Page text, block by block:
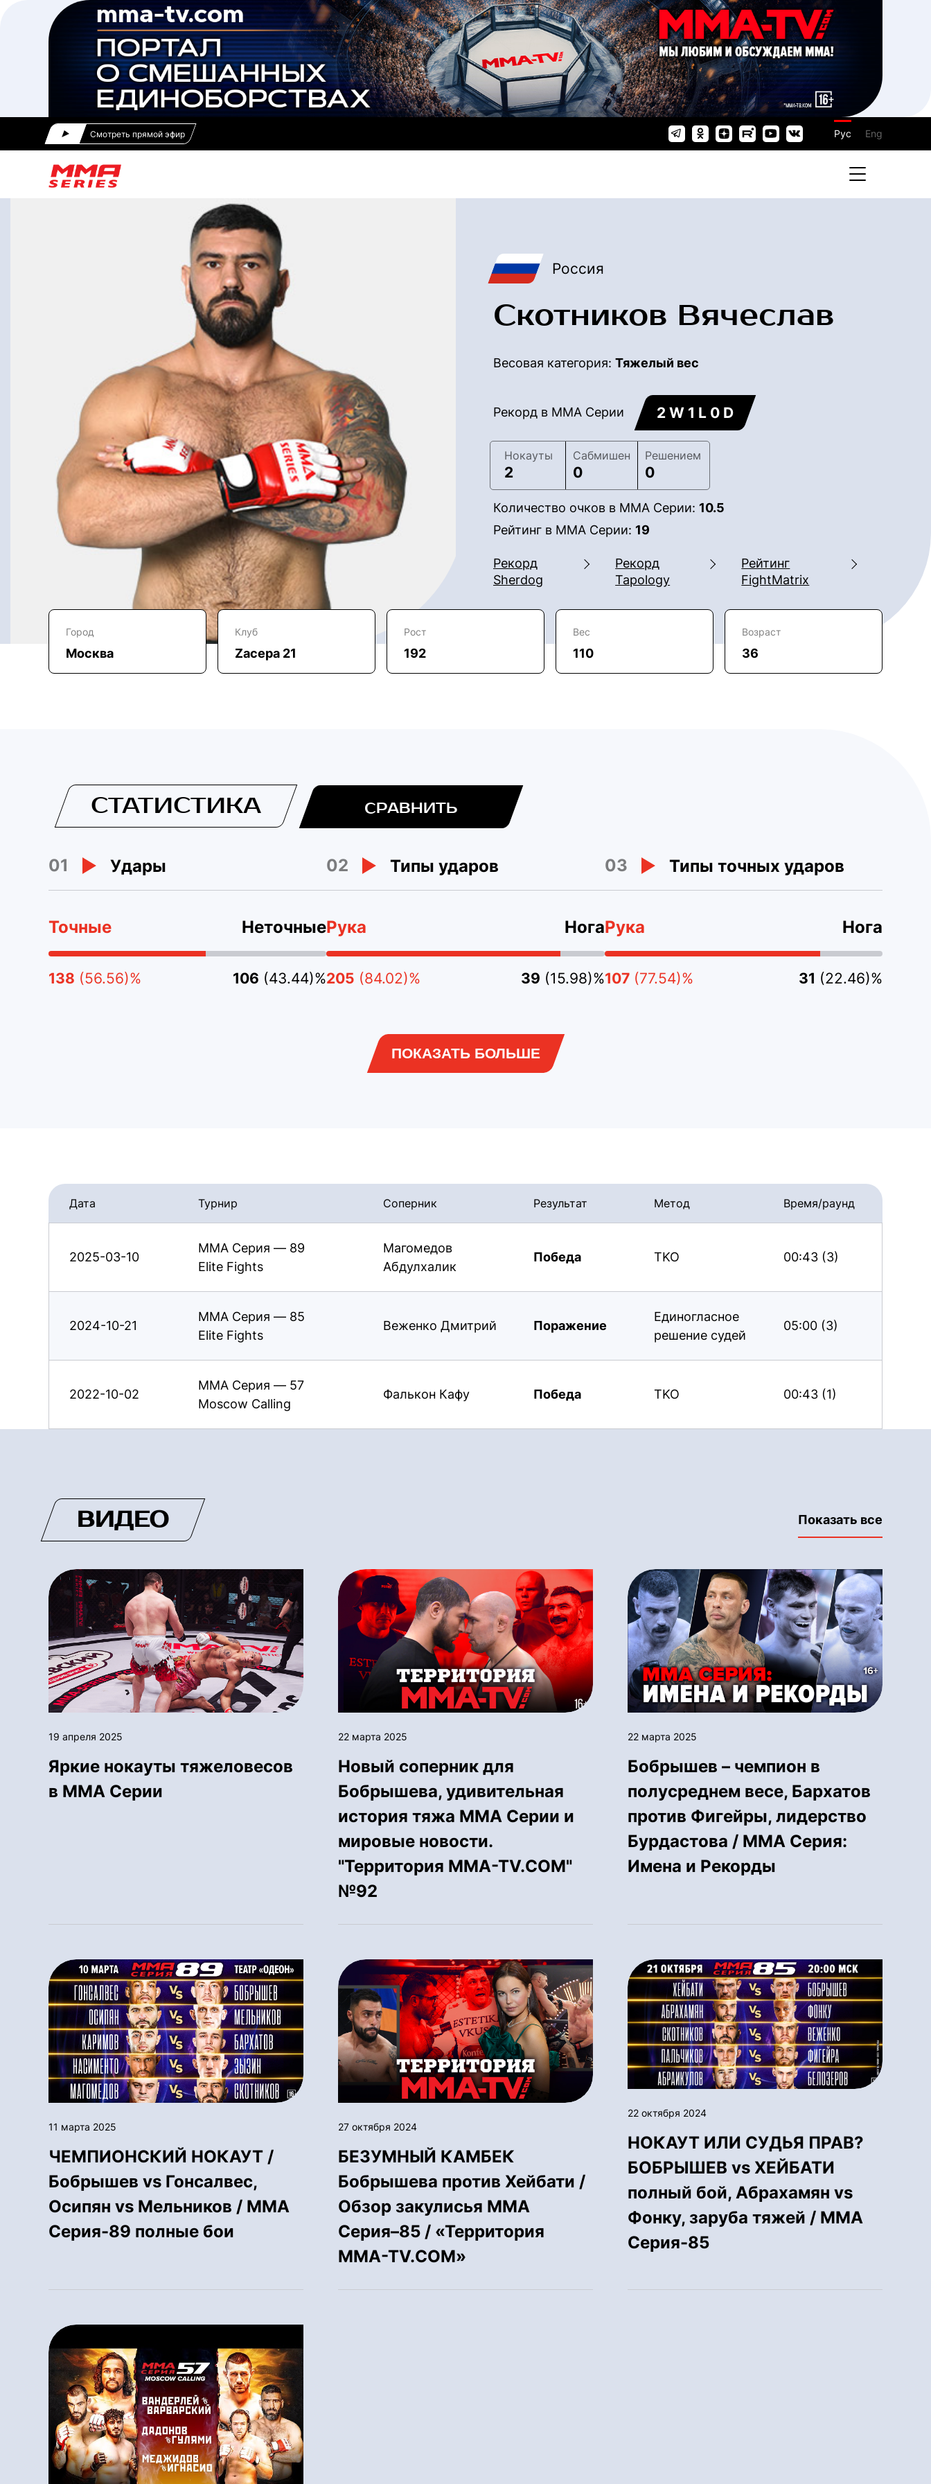
Смотреть прямой эфир Рус Eng
Россия
Скотников Вячеслав
Весовая категория: Тяжелый вес
Рекорд в ММА Серии 2 W 1 L 0 D
Нокауты
2
Сабмишен
0
Решением
0
Количество очков в ММА Серии: 10.5
Рейтинг в ММА Серии: 19
Рекорд
Sherdog
Рекорд
Tapology
Рейтинг
FightMatrix
Город
Москва
Клуб
Zacepa 21
Рост
192
Вес
110
Возраст
36
СТАТИСТИКА СРАВНИТЬ
01 Удары
Точные Неточные
138 (56.56)% 106 (43.44)%
02 Типы ударов
Рука Нога
205 (84.02)% 39 (15.98)%
03 Типы точных ударов
Рука Нога
107 (77.54)% 31 (22.46)%
ПОКАЗАТЬ БОЛЬШЕ
Дата Турнир Соперник Результат Метод Время/раунд
2025-03-10
ММА Серия — 89
Elite Fights
Магомедов
Абдулхалик
Победа TKO 00:43 (3)
2024-10-21
ММА Серия — 85
Elite Fights
Веженко Дмитрий Поражение
Единогласное
решение судей
05:00 (3)
2022-10-02
ММА Серия — 57
Moscow Calling
Фалькон Кафу Победа TKO 00:43 (1)
ВИДЕО Показать все
19 апреля 2025
Яркие нокауты тяжеловесов
в ММА Серии
22 марта 2025
Новый соперник для
Бобрышева, удивительная
история тяжа ММА Серии и
мировые новости.
"Территория MMA-TV.COM"
№92
22 марта 2025
Бобрышев – чемпион в
полусреднем весе, Бархатов
против Фигейры, лидерство
Бурдастова / ММА Серия:
Имена и Рекорды
11 марта 2025
ЧЕМПИОНСКИЙ НОКАУТ /
Бобрышев vs Гонсалвес,
Осипян vs Мельников / MMA
Серия-89 полные бои
27 октября 2024
БЕЗУМНЫЙ КАМБЕК
Бобрышева против Хейбати /
Обзор закулисья ММА
Серия–85 / «Территория
MMA-TV.COM»
22 октября 2024
НОКАУТ ИЛИ СУДЬЯ ПРАВ?
БОБРЫШЕВ vs ХЕЙБАТИ
полный бой, Абрахамян vs
Фонку, заруба тяжей / ММА
Серия-85